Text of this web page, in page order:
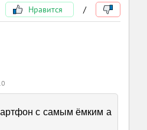
Нравится /
с самым ёмким а